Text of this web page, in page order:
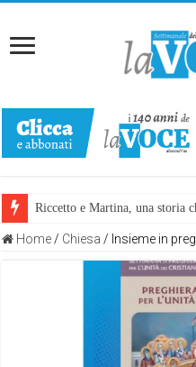
Riccetto e Martina, una storia
Home / Chiesa / Insieme in